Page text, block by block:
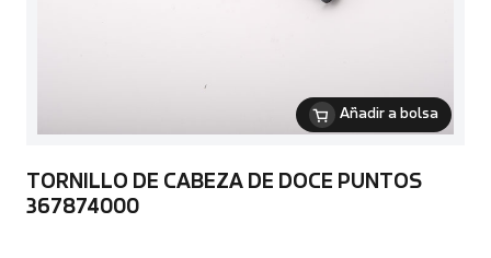
Añadir a bolsa
TORNILLO DE CABEZA DE DOCE PUNTOS
367874000